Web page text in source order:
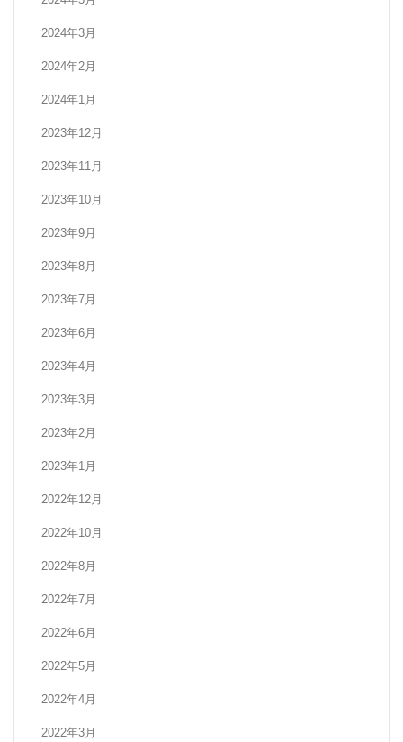
2024年3月
2024年2月
2024年1月
2023年12月
2023年11月
2023年10月
2023年9月
2023年8月
2023年7月
2023年6月
2023年4月
2023年3月
2023年2月
2023年1月
2022年12月
2022年10月
2022年8月
2022年7月
2022年6月
2022年5月
2022年4月
2022年3月